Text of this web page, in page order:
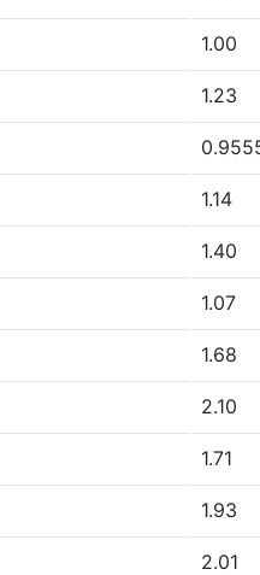
1.00
1.23
1.14
1.40
1.07
1.68
2.10
1.71
1.93
2.01